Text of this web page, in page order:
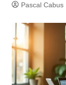
Pascal Cabus